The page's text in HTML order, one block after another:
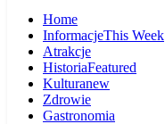
Home
InformacjeThis Week
Atrakcje
HistoriaFeatured
Kulturanew
Zdrowie
Gastronomia